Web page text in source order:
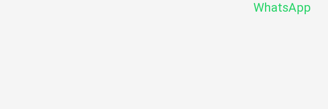
WhatsApp